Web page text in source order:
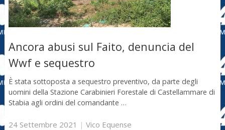
Ancora abusi sul Faito, denuncia del
Wwf e sequestro
È stata sottoposta a sequestro preventivo, da parte degli
uomini della Stazione Carabinieri Forestale di Castellammare di
Stabia agli ordini del comandante …
24 Settembre 2021 | Vico Equense